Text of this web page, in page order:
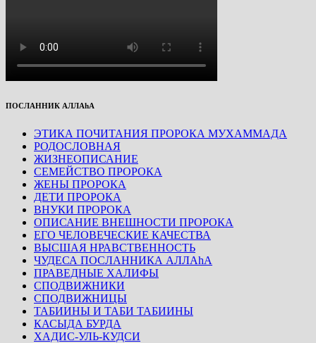
ПОСЛАННИК АЛЛАhА
ЭТИКА ПОЧИТАНИЯ ПРОРОКА МУХАММАДА
РОДОСЛОВНАЯ
ЖИЗНЕОПИСАНИЕ
СЕМЕЙСТВО ПРОРОКА
ЖЕНЫ ПРОРОКА
ДЕТИ ПРОРОКА
ВНУКИ ПРОРОКА
ОПИСАНИЕ ВНЕШНОСТИ ПРОРОКА
ЕГО ЧЕЛОВЕЧЕСКИЕ КАЧЕСТВА
ВЫСШАЯ НРАВСТВЕННОСТЬ
ЧУДЕСА ПОСЛАННИКА АЛЛАhА
ПРАВЕДНЫЕ ХАЛИФЫ
СПОДВИЖНИКИ
СПОДВИЖНИЦЫ
ТАБИИНЫ И ТАБИ ТАБИИНЫ
КАСЫДА БУРДА
ХАДИС-УЛЬ-КУДСИ